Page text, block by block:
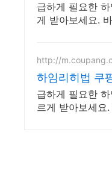
리
급하게 필요한
게 받아보세요.
http://
하임리히법 쿠
요
급하게 필요한
르게 받아보세요